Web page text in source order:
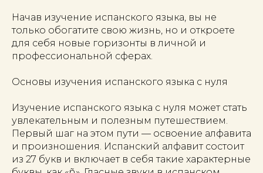
Начав изучение испанского языка, вы не
только обогатите свою жизнь, но и откроете
для себя новые горизонты в личной и
профессиональной сферах.
Основы изучения испанского языка с нуля
Изучение испанского языка с нуля может стать
увлекательным и полезным путешествием.
Первый шаг на этом пути — освоение алфавита
и произношения. Испанский алфавит состоит
из 27 букв и включает в себя такие характерные